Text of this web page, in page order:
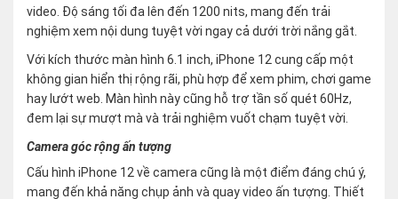
video. Độ sáng tối đa lên đến 1200 nits, mang đến trải
nghiệm xem nội dung tuyệt vời ngay cả dưới trời nắng gắt.
Với kích thước màn hình 6.1 inch, iPhone 12 cung cấp một
không gian hiển thị rộng rãi, phù hợp để xem phim, chơi game
hay lướt web. Màn hình này cũng hỗ trợ tần số quét 60Hz,
đem lại sự mượt mà và trải nghiệm vuốt chạm tuyệt vời.
Camera góc rộng ấn tượng
Cấu hình iPhone 12 về camera cũng là một điểm đáng chú ý,
mang đến khả năng chụp ảnh và quay video ấn tượng. Thiết